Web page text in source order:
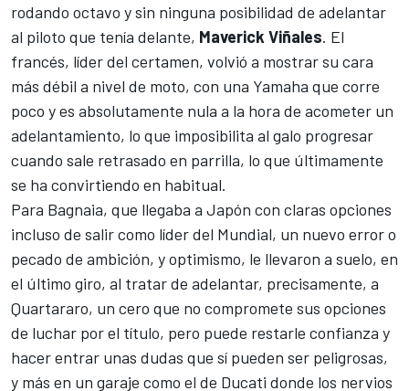
rodando octavo y sin ninguna posibilidad de adelantar
al piloto que tenía delante, Maverick Viñales. El
francés, líder del certamen, volvió a mostrar su cara
más débil a nivel de moto, con una Yamaha que corre
poco y es absolutamente nula a la hora de acometer un
adelantamiento, lo que imposibilita al galo progresar
cuando sale retrasado en parrilla, lo que últimamente
se ha convirtiendo en habitual.
Para Bagnaia, que llegaba a Japón con claras opciones
incluso de salir como líder del Mundial, un nuevo error o
pecado de ambición, y optimismo, le llevaron a suelo, en
el último giro, al tratar de adelantar, precisamente, a
Quartararo, un cero que no compromete sus opciones
de luchar por el título, pero puede restarle confianza y
hacer entrar unas dudas que sí pueden ser peligrosas,
y más en un garaje como el de Ducati donde los nervios